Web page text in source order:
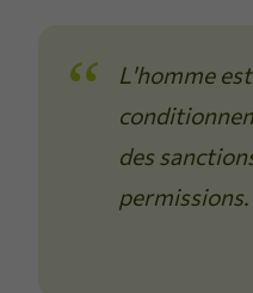
L'homme
des
permissions.